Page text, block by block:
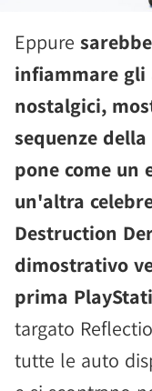
Eppure
infiammare gli
nostalgici,
sequenze
pone come un
un'altra
Destruction
dimostrativo
prima
targato
tutte le auto